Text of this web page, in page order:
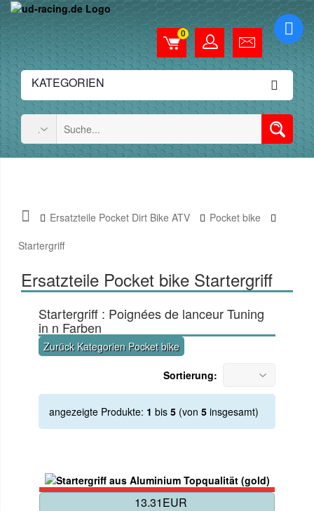
KATEGORIEN
0
Ersatzteile Pocket Dirt Bike ATV
Pocket bike
Startergriff
Ersatzteile Pocket bike Startergriff
Startergriff : Poignées de lanceur Tuning
in n Farben
Zurück Kategorien Pocket bike
Sortierung:
angezeigte Produkte: 1 bis 5 (von 5 insgesamt)
13.31EUR